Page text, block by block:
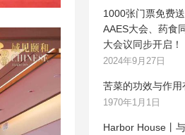
1000张门票免费送
AAES大会、药食
大会议同步开启！
2024年9月27日
苦菜的功效与作用
1970年1月1日
Harbor House丨